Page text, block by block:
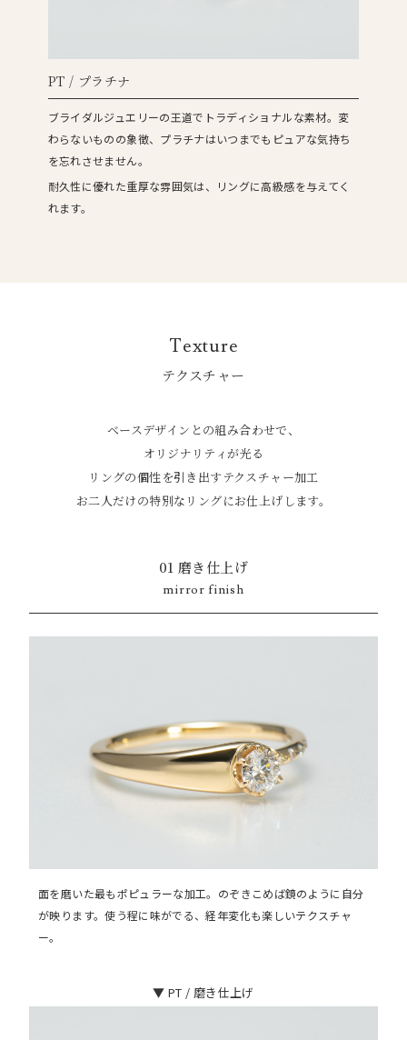
PT / プラチナ
ブライダルジュエリーの王道でトラディショナルな素材。変
わらないものの象徴、プラチナはいつまでもピュアな気持ち
を忘れさせません。
耐久性に優れた重厚な雰囲気は、リングに高級感を与えてく
れます。
Texture
テクスチャー
ベースデザインとの組み合わせで、
オリジナリティが光る
リングの個性を引き出すテクスチャー加工
お二人だけの特別なリングにお仕上げします。
01 磨き仕上げ
mirror finish
面を磨いた最もポピュラーな加工。のぞきこめば鏡のように自分
が映ります。使う程に味がでる、経年変化も楽しいテクスチャ
ー。
▼ PT / 磨き仕上げ